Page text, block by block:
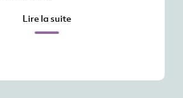
Lire la suite